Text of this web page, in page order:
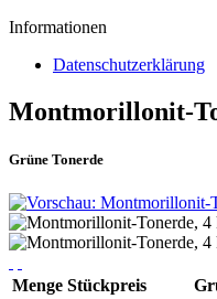
Informationen
Datenschutzerklärung
Montmorillonit-
Grüne Tonerde
Menge Stückpreis